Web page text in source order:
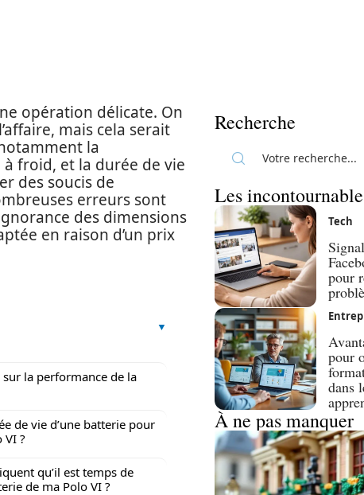
opération délicate. On
mais cela serait
la
froid, et la durée de vie
des soucis de
erreurs sont
des dimensions
en raison d’un prix
la performance de la
de vie d’une batterie pour
VI ?
qu’il est temps de
de ma Polo VI ?
Recherche
Les
Tech
pour
pour
dans
À ne pas manquer